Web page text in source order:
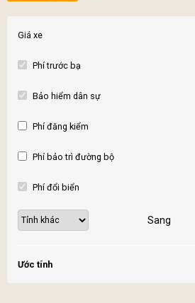
Giá xe
Phí trước bạ
Bảo hiểm dân sự
Phí đăng kiểm
Phí bảo trì đường bộ
Phí đổi biển
Sang
Ước tính